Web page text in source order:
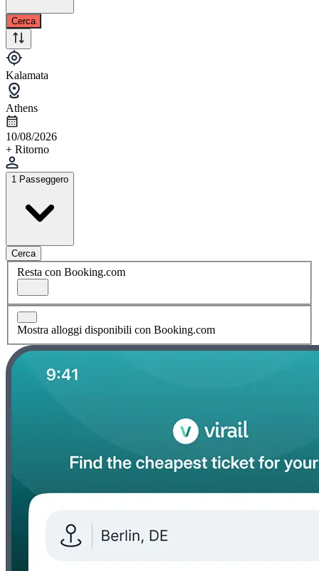
Cerca
Kalamata
Athens
10/08/2026
+ Ritorno
1 Passeggero
Cerca
Resta con Booking.com
Mostra alloggi disponibili con Booking.com